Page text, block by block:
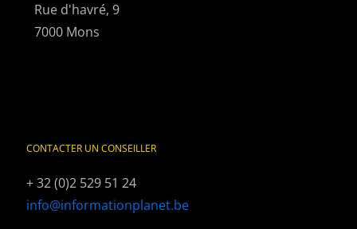
Rue d'havré, 9
7000 Mons
CONTACTER UN CONSEILLER
+ 32 (0)2 529 51 24
info@informationplanet.be